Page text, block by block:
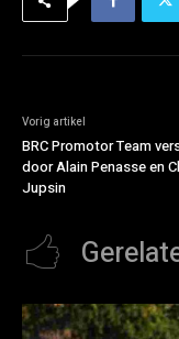
Vorig artikel
BRC Promotor Team
door Alain Penasse en
Jupsin